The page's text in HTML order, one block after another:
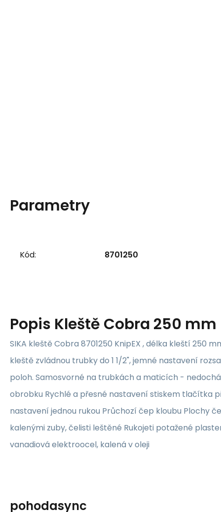
Parametry
Kód: 8701250
Popis Kleště Cobra 250 mm
SIKA kleště Cobra 8701250 KnipEX , délka kleští 250
kleště zvládnou trubky do 1 1/2", jemné nastavení
poloh. Samosvorné na trubkách a maticích -
obrobku Rychlé a přesné nastavení stiskem tlačítka
nastavení jednou rukou Průchozí čep kloubu Plochy
kalenými zuby, čelisti leštěné Rukojeti potažené
vanadiová elektroocel, kalená v oleji
pohodasync